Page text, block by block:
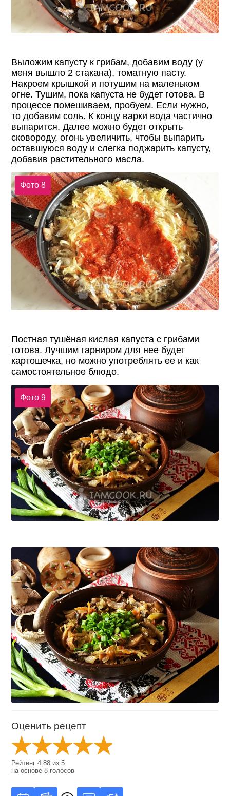
Выложим капусту к грибам, добавим воду (у
меня вышло 2 стакана), томатную пасту.
Накроем крышкой и потушим на маленьком
огне. Тушим, пока капуста не будет готова. В
процессе помешиваем, пробуем. Если нужно,
то добавим соль. К концу варки вода частично
выпарится. Далее можно будет открыть
сковороду, огонь увеличить, чтобы выпарить
оставшуюся воду и слегка поджарить капусту,
добавив растительного масла.
Фото 8
Постная тушёная кислая капуста с грибами
готова. Лучшим гарниром для нее будет
картошечка, но можно употреблять ее и как
самостоятельное блюдо.
Фото 9
Оценить рецепт
Рейтинг4.88 из5
на основе8 голосов